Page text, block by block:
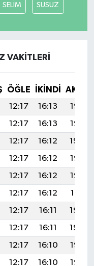
SELİM SUSUZ
VAKITLERI
ÖĞLE İKINDI
12:17 16:13
19:36
12:17 16:13
19:35
12:17 16:12
19:34
12:17 16:12
19:33
12:17 16:12
19:32
12:17 16:12
19:31
12:17 16:11
19:30
12:17 16:11
19:29
12:17 16:10
19:28
12:17 16:10
19:27